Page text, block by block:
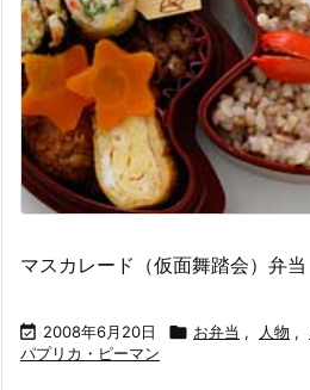
マスカレード（仮面舞踏会）弁当
 2008年6月20日  お弁当 , 人物 ,
パプリカ・ピーマン